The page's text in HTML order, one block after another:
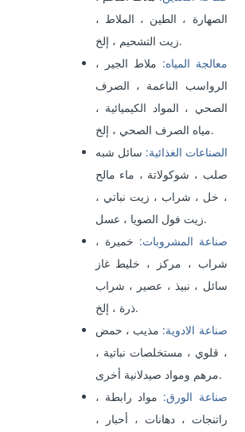
الصهارة ، الطين ، الملاط ،
زيت التشحيم ، إلخ.
معالجة المياه: ملاط الجير ،
الرواسب الناعمة ، الصرف
الصحي ، المواد الكيميائية ،
مياه الصرف الصحي ، إلخ.
الصناعات الغذائية: سائل شبه
صلب ، شوكولاتة ، ماء مالح
، خل ، شراب ، زيت نباتي ،
زيت فول الصويا ، عسل.
صناعة المشروبات: خميرة ،
شراب ، مركز ، خليط غاز
سائل ، نبيذ ، عصير ، شراب
ذرة ، إلخ.
صناعة الادوية: مذيب ، حمض
، قلوي ، مستخلصات نباتية ،
مرهم ومواد صيدلانية أخرى.
صناعة الورق: مواد رابطة ،
راتنجات ، دهانات ، أحبار ،